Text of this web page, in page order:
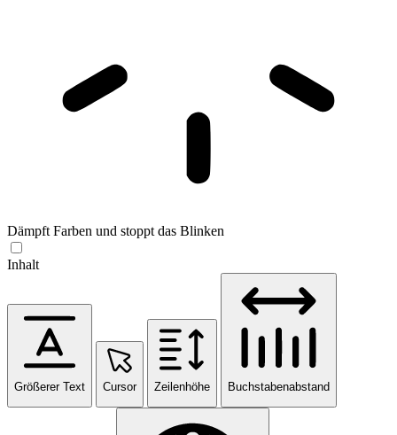
Dämpft Farben und stoppt das Blinken
Inhalt
Größerer Text Cursor Zeilenhöhe Buchstabenabstand